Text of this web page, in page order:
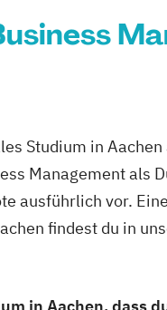
Studium in
Management als
ausführlich vor.
findest du in